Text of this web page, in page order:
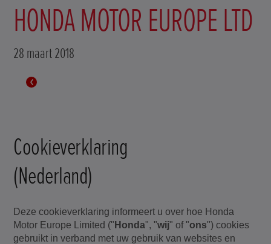
HONDA MOTOR EUROPE LTD
28 maart 2018
Cookieverklaring
(Nederland)
Deze cookieverklaring informeert u over hoe Honda
Motor Europe Limited (" Honda", "wij" of "ons") cookies
gebruikt in verband met uw gebruik van websites en